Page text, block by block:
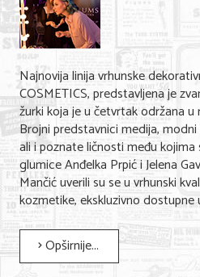
Najnovija linija vrhunske
COSMETICS, predstavljena je
žurki koja je u četvrtak održana
Brojni predstavnici medija,
ali i poznate ličnosti među kojima
glumice Anđelka Prpić i Jelena
Mančić uverili su se u vrhunski
kozmetike, ekskluzivno dostupne
Opširnije...